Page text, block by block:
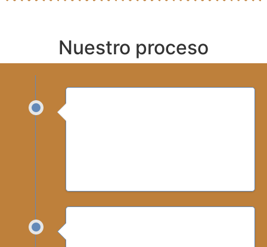
Nuestro proceso